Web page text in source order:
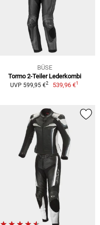
BÜSE
Tormo 2-Teiler Lederkombi
UVP 599,95 €2 539,96 €1